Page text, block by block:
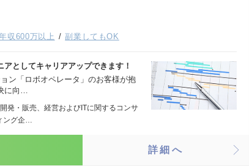
収600万以上 副業してもOK
としてキャリアアップできます！
ン「ロボオペレータ」のお客様が抱
に向…
発・販売、経営およびITに関するコンサ
ング企…
詳細へ